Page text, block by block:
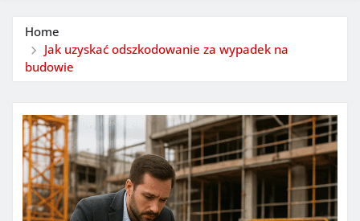
Home
Jak uzyskać odszkodowanie za wypadek na
budowie